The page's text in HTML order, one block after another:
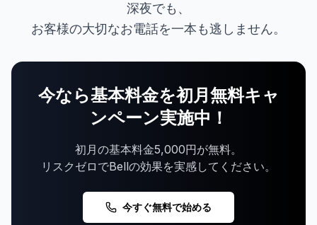
深夜でも、
お客様の大切なお電話を一本も逃しません。
今なら基本料金を初月無料キャ
ンペーン実施中！
初月の基本料金5,000円が無料。
リスクゼロでBellの効果を実感してください。
今すぐ無料で始める